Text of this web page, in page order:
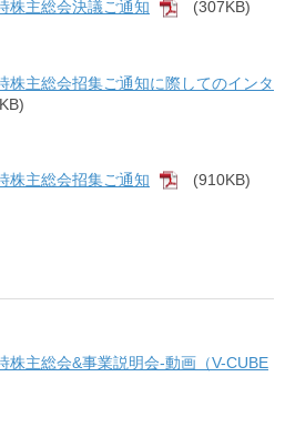
株主総会決議ご通知
[PDF]
(307KB)
株主総会招集ご通知に際してのインタ
株主総会招集ご通知
[PDF]
(910KB)
株主総会&事業説明会-動画（V-CUBE